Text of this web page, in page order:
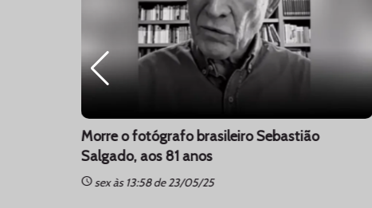
Morre o fotógrafo brasileiro Sebastião
Salgado, aos 81 anos
schedulesex às 13:58 de 23/05/25